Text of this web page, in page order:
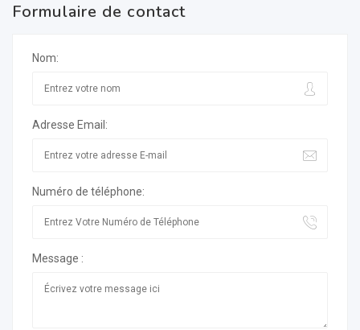
Formulaire de contact
Nom:
Adresse Email:
Numéro de téléphone:
Message :